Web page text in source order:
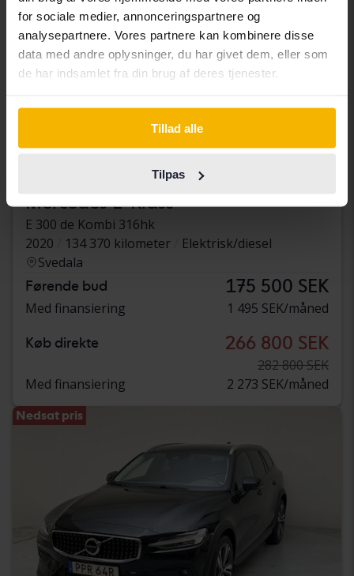
for sociale medier, annonceringspartnere og
analysepartnere. Vores partnere kan kombinere disse
data med andre oplysninger, du har givet dem, eller som
de har indsamlet fra din brug af deres tjenester.
Tillad alle
Tilpas
Mercedes E-Klass
E 300 de Kombi 316hk
2020
134 370 kilometer
Elektrisk/diesel
Svedala
Førende bud 175 500 SEK
Med finansiering 1 495 SEK/måned
Køb direkte 266 800 SEK
282 800 SEK
Med finansiering
2 273 SEK/måned
Nedsat pris